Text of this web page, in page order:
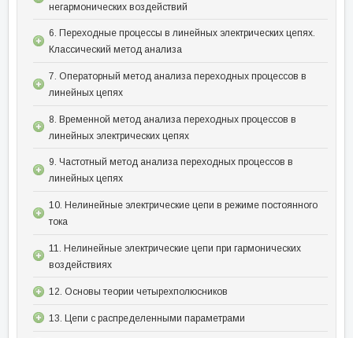
негармонических воздействий
6. Переходные процессы в линейных электрических цепях.
Классический метод анализа
7. Операторный метод анализа переходных процессов в
линейных цепях
8. Временной метод анализа переходных процессов в
линейных электрических цепях
9. Частотный метод анализа переходных процессов в
линейных цепях
10. Нелинейные электрические цепи в режиме постоянного
тока
11. Нелинейные электрические цепи при гармонических
воздействиях
12. Основы теории четырехполюсников
13. Цепи с распределенными параметрами